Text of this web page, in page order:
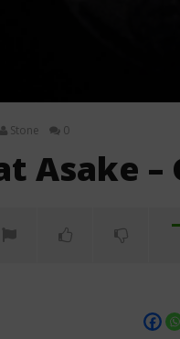
Stone 0
Asake